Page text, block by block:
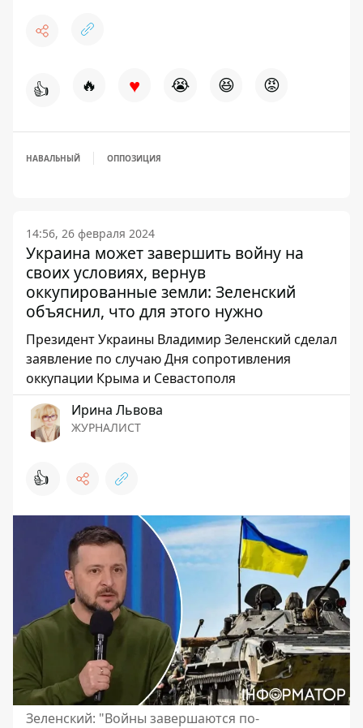
👍 🔥 ♥ 😭 😆 😡
НАВАЛЬНЫЙ ОППОЗИЦИЯ
14:56, 26 февраля 2024
Украина может завершить войну на
своих условиях, вернув
оккупированные земли: Зеленский
объяснил, что для этого нужно
Президент Украины Владимир Зеленский сделал
заявление по случаю Дня сопротивления
оккупации Крыма и Севастополя
Ирина Львова
ЖУРНАЛИСТ
👍
Зеленский: "Войны завершаются по-